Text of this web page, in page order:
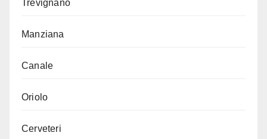
Trevignano
Manziana
Canale
Oriolo
Cerveteri